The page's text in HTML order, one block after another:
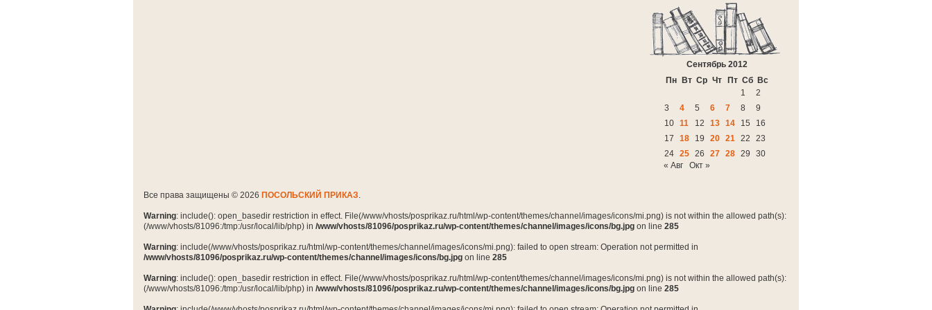
Сентябрь 2012
Пн
Вт Ср Чт Пт Сб Вс
1
2
3
4 5 6 7 8
9
10 11 12 13 14 15
16
17
18 19 20 21 22
23
24 25 26 27 28 29
30
« Авг
Окт »
Все права защищены © 2026 ПОСОЛЬСКИЙ ПРИКАЗ.
Warning: include(): open_basedir restriction in effect. File(/www/vhosts/posprikaz.ru/html/wp-content/themes/channel/images/icons/mi.png) is not within the allowed path(s):
(/www/vhosts/81096:/tmp:/usr/local/lib/php) in /www/vhosts/81096/posprikaz.ru/wp-content/themes/channel/images/icons/bg.jpg on line 285
Warning: include(/www/vhosts/posprikaz.ru/html/wp-content/themes/channel/images/icons/mi.png): failed to open stream: Operation not permitted in
/www/vhosts/81096/posprikaz.ru/wp-content/themes/channel/images/icons/bg.jpg on line 285
Warning: include(): open_basedir restriction in effect. File(/www/vhosts/posprikaz.ru/html/wp-content/themes/channel/images/icons/mi.png) is not within the allowed path(s):
(/www/vhosts/81096:/tmp:/usr/local/lib/php) in /www/vhosts/81096/posprikaz.ru/wp-content/themes/channel/images/icons/bg.jpg on line 285